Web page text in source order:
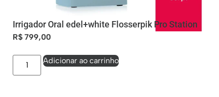
Irrigador Oral edel+white Flosserpik Pro Station
R$ 799,00
Adicionar ao carrinho